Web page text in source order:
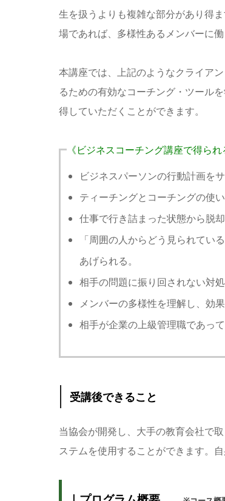
生を扱うよりも複雑な部分があり得
場であれば、多様性あるメンバーに
本講座では、上記のようなクライア
るための有効なコーチング・ツール
得していただくことができます。
《ビジネスコーチング講座で得られ
ビジネスパーソンの行動計画を
ティーチングとコーチングの使
仕事で行き詰まった状態から脱
「周囲の人からどう見られてい
あげられる。
相手の問題に振り回されない対
メンバーの多様性を理解し、効
相手が企業の上級管理職であっ
受講後できること
当協会が開発し、大手の教育会社で
ステムを使用することができます。